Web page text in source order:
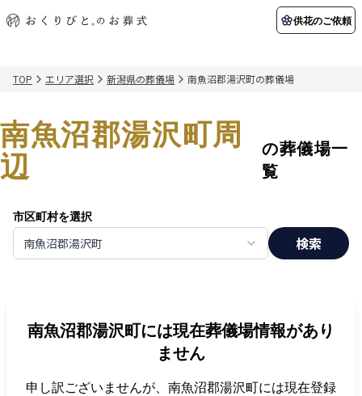
供花のご依頼
初めての方へ 納棺の儀とは？
葬儀の流れ
会社を知る
関東エリア
東京都
北海道エリア
ご葬儀事例 お客様の声
よくある質問
葬儀の知識 供花のご依頼
TOP エリア選択 新潟県の葬儀場 南魚沼郡湯沢町の葬儀場
南魚沼郡湯沢町周
辺
の葬儀場一
覧
市区町村を選択
南魚沼郡湯沢町 検索
南魚沼郡湯沢町には現在葬儀場情報があり
ません
申し訳ございませんが、 南魚沼郡湯沢町には現在登録